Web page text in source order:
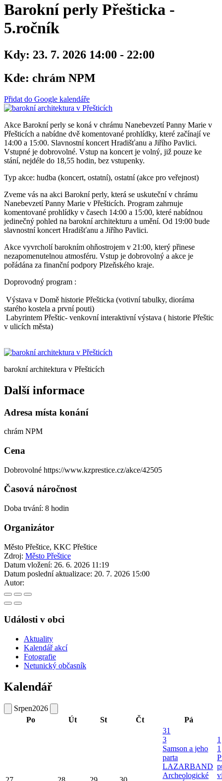
Barokní perly Přešticka -
5.ročník
Kdy: 23. 7. 2026 14:00 - 22:00
Kde: chrám NPM
Přidat do Google kalendáře
Akce Barokní perly se koná v chrámu Nanebevzetí Panny Marie v
Přešticích a nabídne dvě komentované prohlídky, které začínají ve
14:00 a 15:00. Slavnostní koncert Hradišťanu a Jiřího Pavlici.
Vstupné je dobrovolné. Vstup na koncert je volný, již pouze ke
stání, nejdéle do 18,55 hodin, bez vstupenky.
Typ akce: hudba (koncert, ostatní), ostatní (akce pro veřejnost)
Zveme vás na akci Barokní perly, která se uskuteční v chrámu
Nanebevzetí Panny Marie v Přešticích. Program zahrnuje
komentované prohlídky v časech 14:00 a 15:00, které nabídnou
jedinečný pohled na barokní architekturu a umění. Od 19:00 bude
slavnostní koncert Hradišťanu a Jiřího Pavlici.
Akce vyvrcholí barokním ohňostrojem v 21:00, který přinese
nezapomenutelnou atmosféru. Vstup je dobrovolný a akce je
pořádána za finanční podpory Plzeňského kraje.
Doprovodný program :
Výstava v Domě historie Přešticka (votivní tabulky, dioráma
starého kostela a první pouti)
Labyrintem Přeštic- venkovní interaktivní výstava ( historie Přeštic
v ulicích města)
barokní architektura v Přešticích
Další informace
Adresa místa konání
chrám NPM
Cena
Dobrovolné https://www.kzprestice.cz/akce/42505
Časová náročnost
Doba trvání: 8 hodin
Organizátor
Město Přeštice, KKC Přeštice
Zdroj: Město Přeštice
Datum vložení: 26. 6. 2026 11:19
Datum poslední aktualizace: 20. 7. 2026 15:00
Autor:
Události v obci
Aktuality
Kalendář akcí
Fotografie
Netunický občasník
Kalendář
Srpen2026
Po
Út St Čt Pá
31
3
Samson a jeho
parta
LAZARBAND
Archeologické
1
1